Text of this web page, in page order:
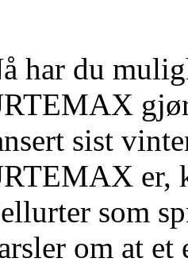
har du
sist
er,
som
om at et